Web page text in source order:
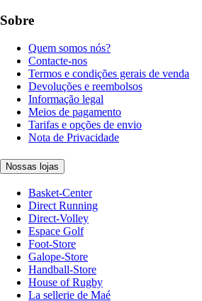
Sobre
Quem somos nós?
Contacte-nos
Termos e condições gerais de venda
Devoluções e reembolsos
Informação legal
Meios de pagamento
Tarifas e opções de envio
Nota de Privacidade
Nossas lojas
Basket-Center
Direct Running
Direct-Volley
Espace Golf
Foot-Store
Galope-Store
Handball-Store
House of Rugby
La sellerie de Maé